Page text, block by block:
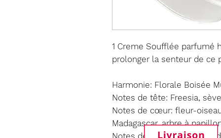
1 Creme Soufflée parfumé
prolonger la senteur de ce
Harmonie: Florale Boisée
Notes de tête: Freesia,
Notes de cœur: fleur-
Madagascar, arbre à
Notes de fond: Musc, bois